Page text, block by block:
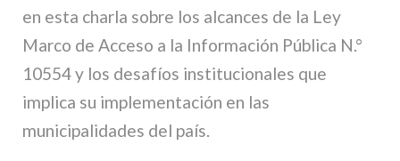
en esta charla sobre los alcances de la Ley
Marco de Acceso a la Información Pública N.°
10554 y los desafíos institucionales que
implica su implementación en las
municipalidades del país.